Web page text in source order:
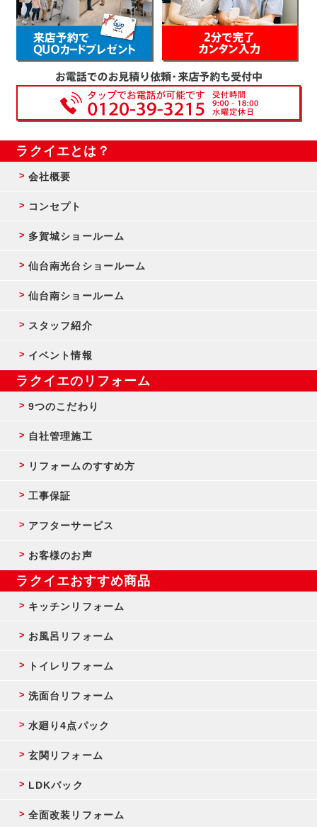
ラクイエとは？
会社概要
コンセプト
多賀城ショールーム
仙台南光台ショールーム
仙台南ショールーム
スタッフ紹介
イベント情報
ラクイエのリフォーム
9つのこだわり
自社管理施工
リフォームのすすめ方
工事保証
アフターサービス
お客様のお声
ラクイエおすすめ商品
キッチンリフォーム
お風呂リフォーム
トイレリフォーム
洗面台リフォーム
水廻り4点パック
玄関リフォーム
LDKパック
全面改装リフォーム